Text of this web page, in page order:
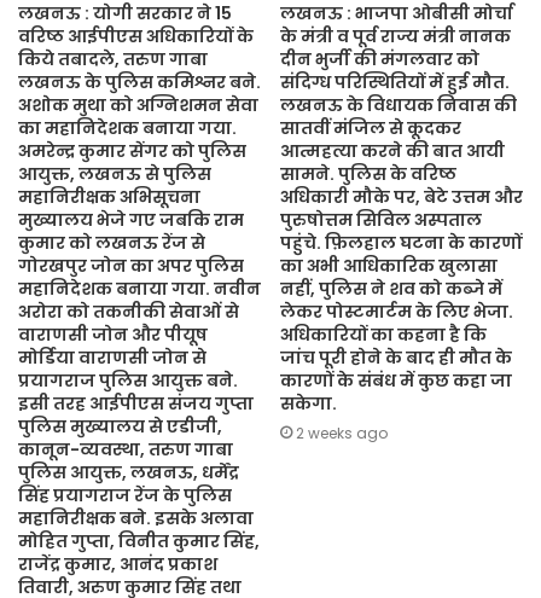
लखनऊ : योगी सरकार ने 15
वरिष्ठ आईपीएस अधिकारियों के
किये तबादले, तरुण गाबा
लखनऊ के पुलिस कमिश्नर बने.
अशोक मुथा को अग्निशमन सेवा
का महानिदेशक बनाया गया.
अमरेन्द्र कुमार सेंगर को पुलिस
आयुक्त, लखनऊ से पुलिस
महानिरीक्षक अभिसूचना
मुख्यालय भेजे गए जबकि राम
कुमार को लखनऊ रेंज से
गोरखपुर जोन का अपर पुलिस
महानिदेशक बनाया गया. नवीन
अरोरा को तकनीकी सेवाओं से
वाराणसी जोन और पीयूष
मोर्डिया वाराणसी जोन से
प्रयागराज पुलिस आयुक्त बने.
इसी तरह आईपीएस संजय गुप्ता
पुलिस मुख्यालय से एडीजी,
कानून-व्यवस्था, तरुण गाबा
पुलिस आयुक्त, लखनऊ, धर्मेंद्र
सिंह प्रयागराज रेंज के पुलिस
महानिरीक्षक बने. इसके अलावा
मोहित गुप्ता, विनीत कुमार सिंह,
राजेंद्र कुमार, आनंद प्रकाश
तिवारी, अरुण कुमार सिंह तथा
लखनऊ : भाजपा ओबीसी मोर्चा
के मंत्री व पूर्व राज्य मंत्री नानक
दीन भुर्जी की मंगलवार को
संदिग्ध परिस्थितियों में हुई मौत.
लखनऊ के विधायक निवास की
सातवीं मंजिल से कूदकर
आत्महत्या करने की बात आयी
सामने. पुलिस के वरिष्ठ
अधिकारी मौके पर, बेटे उत्तम और
पुरुषोत्तम सिविल अस्पताल
पहुंचे. फ़िलहाल घटना के कारणों
का अभी आधिकारिक खुलासा
नहीं, पुलिस ने शव को कब्जे में
लेकर पोस्टमार्टम के लिए भेजा.
अधिकारियों का कहना है कि
जांच पूरी होने के बाद ही मौत के
कारणों के संबंध में कुछ कहा जा
सकेगा.
2 weeks ago